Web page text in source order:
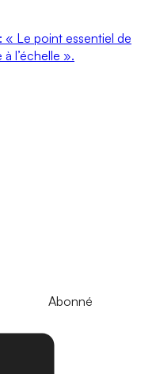
« Le point essentiel de
l’échelle ».
Abonné